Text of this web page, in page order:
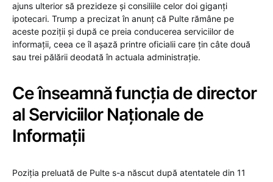
ajuns ulterior să prezideze și consiliile celor doi giganți
ipotecari. Trump a precizat în anunț că Pulte rămâne pe
aceste poziții și după ce preia conducerea serviciilor de
informații, ceea ce îl așază printre oficialii care țin câte două
sau trei pălării deodată în actuala administrație.
Ce înseamnă funcția de director
al Serviciilor Naționale de
Informații
Poziția preluată de Pulte s-a născut după atentatele din 11